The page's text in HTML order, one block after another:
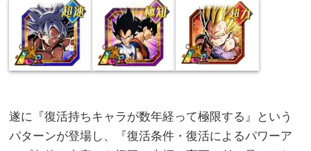
遂に『復活持ちキャラが数年経って極限する』という
パターンが登場し、『復活条件・復活によるパワーア